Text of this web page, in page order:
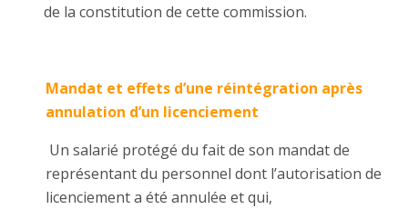
de la constitution de cette commission.
Mandat et effets d’une réintégration après
annulation d’un licenciement
Un salarié protégé du fait de son mandat de
représentant du personnel dont l’autorisation de
licenciement a été annulée et qui,